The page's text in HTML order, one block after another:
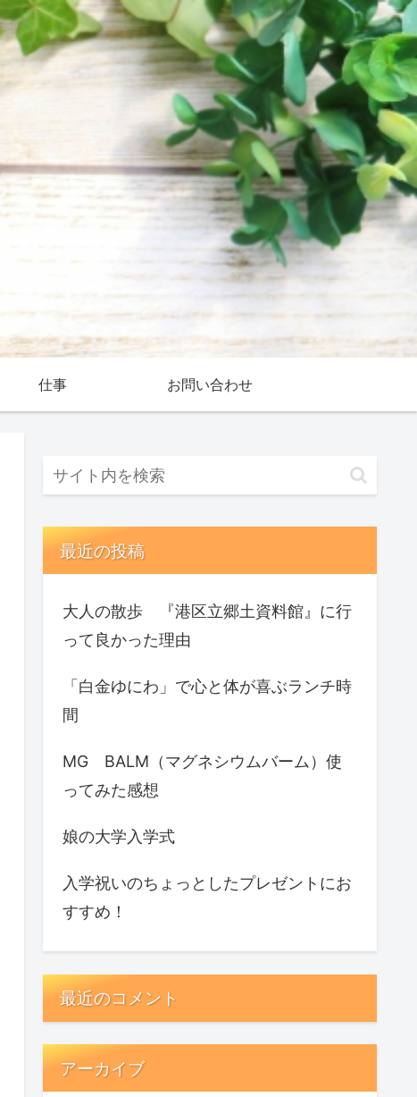
仕事 お問い合わせ
最近の投稿
大人の散歩 『港区立郷土資料館』に行
って良かった理由
「白金ゆにわ」で心と体が喜ぶランチ時
間
MG BALM（マグネシウムバーム）使
ってみた感想
娘の大学入学式
入学祝いのちょっとしたプレゼントにお
すすめ！
最近のコメント
アーカイブ